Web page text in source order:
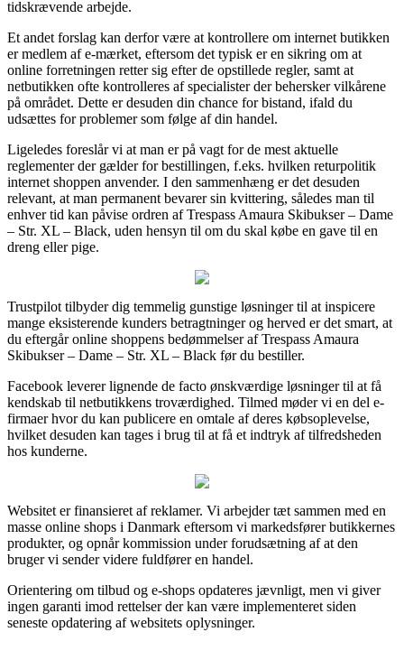
tidskrævende arbejde.
Et andet forslag kan derfor være at kontrollere om internet butikken
er medlem af e-mærket, eftersom det typisk er en sikring om at
online forretningen retter sig efter de opstillede regler, samt at
netbutikken ofte kontrolleres af specialister der behersker vilkårene
på området. Dette er desuden din chance for bistand, ifald du
udsættes for problemer som følge af din handel.
Ligeledes foreslår vi at man er på vagt for de mest aktuelle
reglementer der gælder for bestillingen, f.eks. hvilken returpolitik
internet shoppen anvender. I den sammenhæng er det desuden
relevant, at man permanent bevarer sin kvittering, således man til
enhver tid kan påvise ordren af Trespass Amaura Skibukser – Dame
– Str. XL – Black, uden hensyn til om du skal købe en gave til en
dreng eller pige.
Trustpilot tilbyder dig temmelig gunstige løsninger til at inspicere
mange eksisterende kunders betragtninger og herved er det smart, at
du eftergår online shoppens bedømmelser af Trespass Amaura
Skibukser – Dame – Str. XL – Black før du bestiller.
Facebook leverer lignende de facto ønskværdige løsninger til at få
kendskab til netbutikkens troværdighed. Tilmed møder vi en del e-
firmaer hvor du kan publicere en omtale af deres købsoplevelse,
hvilket desuden kan tages i brug til at få et indtryk af tilfredsheden
hos kunderne.
Websitet er finansieret af reklamer. Vi arbejder tæt sammen med en
masse online shops i Danmark eftersom vi markedsfører butikkernes
produkter, og opnår kommission under forudsætning af at den
bruger vi sender videre fuldfører en handel.
Orientering om tilbud og e-shops opdateres jævnligt, men vi giver
ingen garanti imod rettelser der kan være implementeret siden
seneste opdatering af websitets oplysninger.